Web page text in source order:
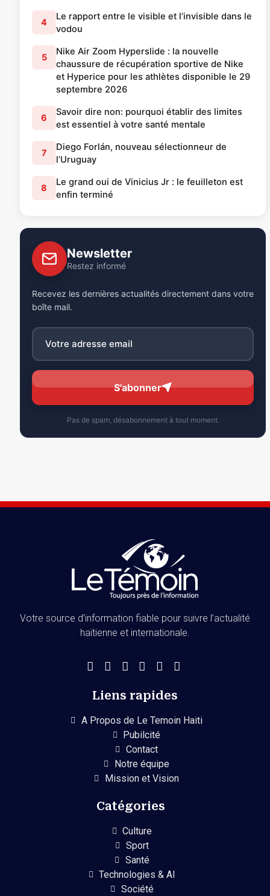
4
Le rapport entre le visible et l’invisible dans le
vodou
5
Nike Air Zoom Hyperslide : la nouvelle
chaussure de récupération sportive de Nike
et Hyperice pour les athlètes disponible le 29
septembre 2026
6
Savoir dire non: pourquoi établir des limites
est essentiel à votre santé mentale
7
Diego Forlán, nouveau sélectionneur de
l’Uruguay
8
Le grand oui de Vinicius Jr : le feuilleton est
enfin terminé
Newsletter
Restez informé
Recevez les dernières actualités directement dans votre
boîte mail.
S'abonner
Pas de spam, désabonnement à tout moment.
Votre source d’information fiable pour suivre l’actualité
haïtienne et internationale.
Liens rapides
A Propos de Le Temoin Haiti
Pubilcité
Contact
Notre équipe
Mission et Vision
Catégories
Culture
Sport
Santé
Technologies & AI
Société